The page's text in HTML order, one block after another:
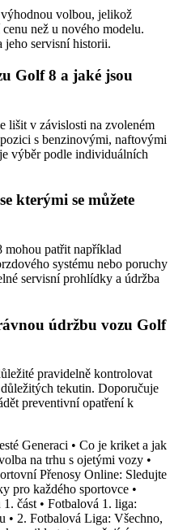
volbou, jelikož
než u nového modelu.
jeho servisní historii.
Golf 8 a jaké jsou
lišit v závislosti na zvoleném
s benzinovými, naftovými
výběr podle individuálních
kterými se můžete
mohou patřit například
systému nebo poruchy
servisní prohlídky a údržba
údržbu vozu Golf
pravidelně kontrolovat
tekutin. Doporučuje
preventivní opatření k
Generaci • Co je kriket a jak
na trhu s ojetými vozy •
Přenosy Online: Sledujte
pro každého sportovce •
část• Fotbalová 1. liga:
• 2. Fotbalová Liga: Všechno,